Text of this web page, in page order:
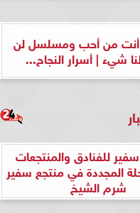
من أحب ومسلسل لن
شيء | أسرار النجاح...
للفنادق والمنتجعات
المجددة في منتجع سفير
شرم الشيخ